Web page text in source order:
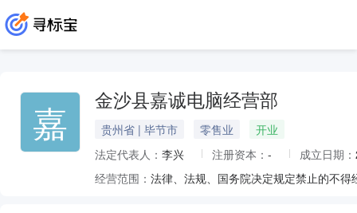
嘉 金沙县嘉诚电脑经营部
贵州省 | 毕节市 零售业
开业
法定代表人： 李兴 注册资本： - 成立日期：
经营范围：